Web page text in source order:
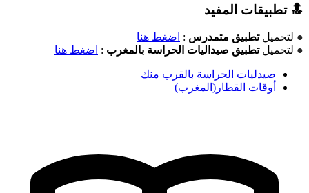
🔝 تطبيقات المفيد
● لتحميلتطبيق متمدرس : اضغط هنا
● لتحميلتطبيق صيداليات الحراسة بالمغرب : اضغط هنا
صيدليات الحراسة بالقرب منك
أوقات القطار(المغرب)